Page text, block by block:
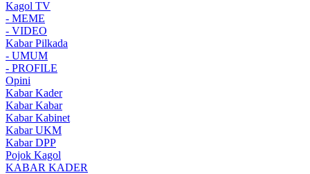
Kagol TV
- MEME
- VIDEO
Kabar Pilkada
- UMUM
- PROFILE
Opini
Kabar Kader
Kabar Kabar
Kabar Kabinet
Kabar UKM
Kabar DPP
Pojok Kagol
KABAR KADER